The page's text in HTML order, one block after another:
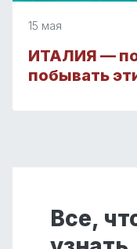
15 мая
ИТАЛИЯ —
побывать
Все,